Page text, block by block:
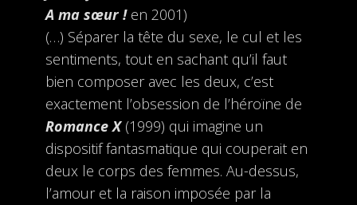
A ma sœur !en 2001)
(…) Séparer la tête du sexe, le cul et les
sentiments, tout en sachant qu’il faut
bien composer avec les deux, c’est
exactement l’obsession de l’héroïne de
Romance X(1999) qui imagine un
dispositif fantasmatique qui couperait en
deux le corps des femmes. Au-dessus,
l’amour et la raison imposée par la